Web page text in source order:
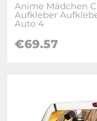
Anime Mädchen
Aufkleber
Auto 4
€69.57